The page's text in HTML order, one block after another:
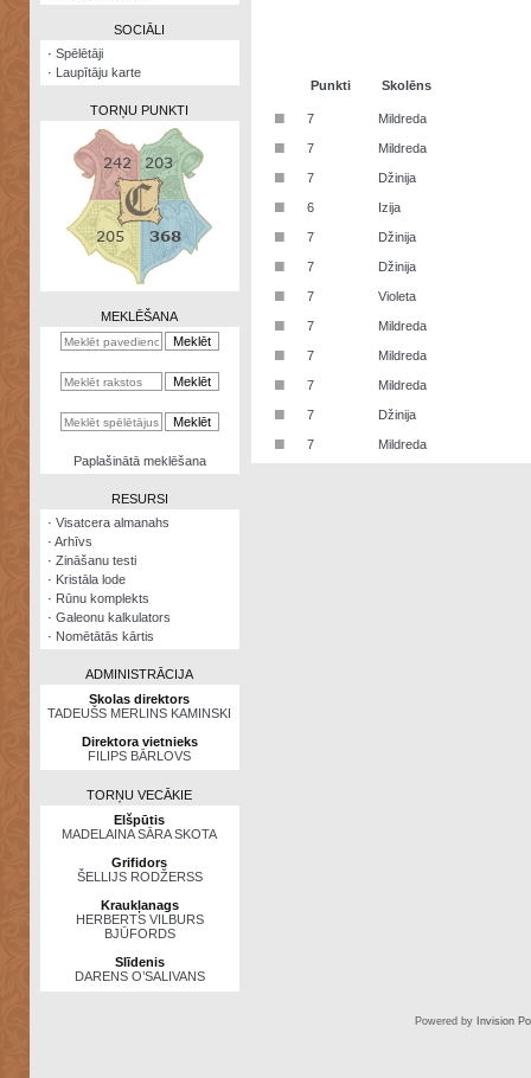
Zināšanu
kalkulators
Nomētātās
SOCIĀLI
· Spēlētāji
· Laupītāju karte
TORŅU PUNKTI
MEKLĒŠANA
Paplašinātā meklēšana
RESURSI
· Visatcera almanahs
· Arhīvs
· Zināšanu testi
· Kristāla lode
· Rūnu komplekts
· Galeonu kalkulators
· Nomētātās kārtis
ADMINISTRĀCIJA
Skolas direktors
TADEUŠS MERLINS KAMINSKI
Direktora vietnieks
FILIPS BĀRLOVS
TORŅU VECĀKIE
Elšpūtis
MADELAINA SĀRA SKOTA
Grifidors
ŠELLIJS RODŽERSS
Kraukļanags
HERBERTS VILBURS
BJŪFORDS
Slīdenis
DARENS O’SALIVANS
Punkti Skolēns
■ 7 Mildreda
■ 7 Mildreda
■ 7 Džinija
■ 6 Izija
■ 7 Džinija
■ 7 Džinija
■ 7 Violeta
■ 7 Mildreda
■ 7 Mildreda
■ 7 Mildreda
■ 7 Džinija
■ 7 Mildreda
Powered by Invision